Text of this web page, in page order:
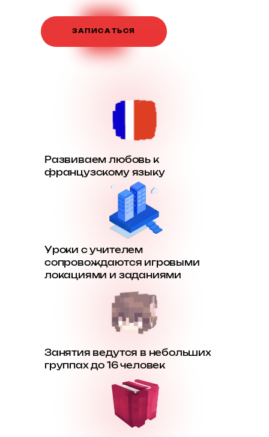
ЗАПИСАТЬСЯ
Развиваем любовь к
французскому языку
Уроки с учителем
сопровождаются игровыми
локациями и заданиями
Занятия ведутся в небольших
группах до 16 человек